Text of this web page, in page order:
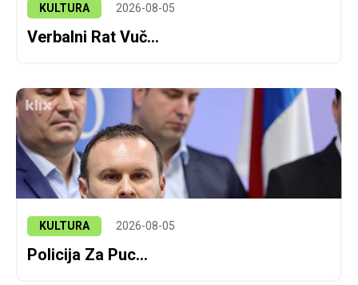
KULTURA 2026-08-05
Verbalni Rat Vuč...
KULTURA 2026-08-05
Policija Za Puc...